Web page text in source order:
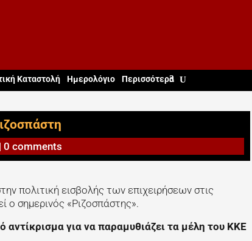
Καταστολή Ημερολόγιο Περισσότερα
| 0 comments
πολιτική εισβολής των επιχειρήσεων στις
ο σημερινός «Ριζοσπάστης».
για να παραμυθιάζει τα μέλη του ΚΚΕ